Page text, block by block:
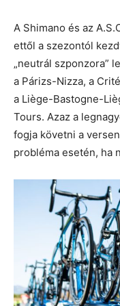
A Shimano és az
ettől a szezontól
„neutrál szponzora”
a Párizs-Nizza, a
a Liège-Bastogne-
Tours. Azaz a
fogja követni a
probléma esetén, ha